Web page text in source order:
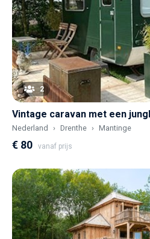
2
Vintage caravan met een
Nederland Drenthe Mantinge
€ 80 vanaf prijs